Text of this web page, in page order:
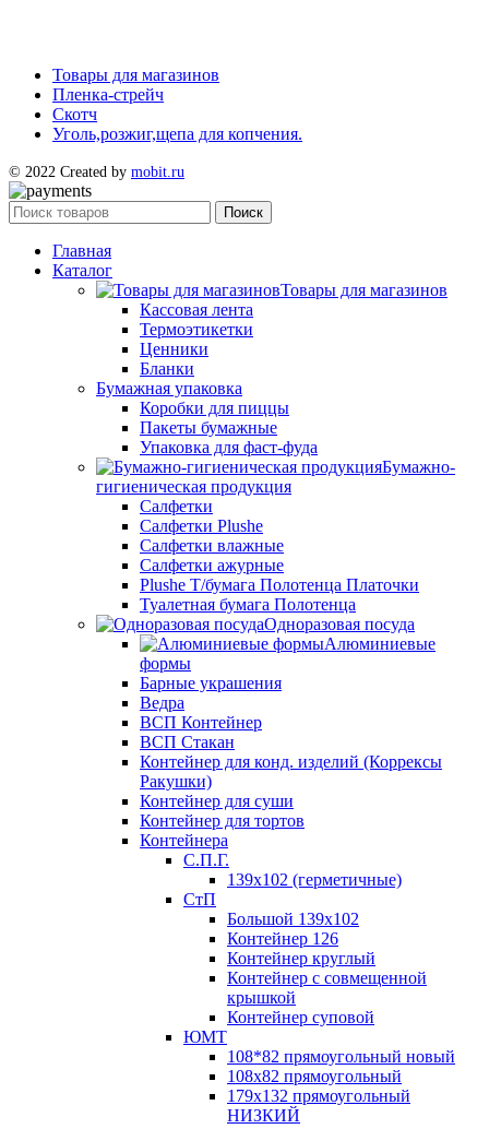
Товары для магазинов
Пленка-стрейч
Скотч
Уголь,розжиг,щепа для копчения.
© 2022 Created by mobit.ru
Поиск
Главная
Каталог
Товары для магазинов
Кассовая лента
Термоэтикетки
Ценники
Бланки
Бумажная упаковка
Коробки для пиццы
Пакеты бумажные
Упаковка для фаст-фуда
Бумажно-
гигиеническая продукция
Салфетки
Салфетки Plushe
Салфетки влажные
Салфетки ажурные
Plushe Т/бумага Полотенца Платочки
Туалетная бумага Полотенца
Одноразовая посуда
Алюминиевые
формы
Барные украшения
Ведра
ВСП Контейнер
ВСП Стакан
Контейнер для конд. изделий (Коррексы
Ракушки)
Контейнер для суши
Контейнер для тортов
Контейнера
С.П.Г.
139х102 (герметичные)
СтП
Большой 139х102
Контейнер 126
Контейнер круглый
Контейнер с совмещенной
крышкой
Контейнер суповой
ЮМТ
108*82 прямоугольный новый
108х82 прямоугольный
179х132 прямоугольный
НИЗКИЙ